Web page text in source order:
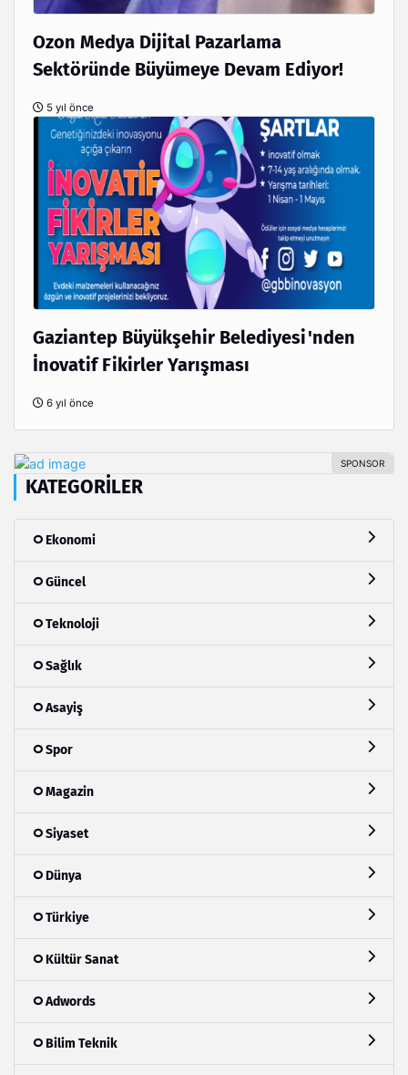
Ozon Medya Dijital Pazarlama
Sektöründe Büyümeye Devam Ediyor!
5 yıl önce
Gaziantep Büyükşehir Belediyesi'nden
İnovatif Fikirler Yarışması
6 yıl önce
KATEGORILER
Ekonomi
Güncel
Teknoloji
Sağlık
Asayiş
Spor
Magazin
Siyaset
Dünya
Türkiye
Kültür Sanat
Adwords
Bilim Teknik